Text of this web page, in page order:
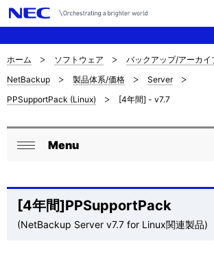
ナ
ビ
ゲ
ー
ン
サ
イ
内
現
在
ホーム ソフトウェア
バックアップ/アーカイ
NetBackup
製品体系/価格
Server
PPSupportPack (Linux)
[4年間] - v7.7
ロ
カ
ル
る
Menu
[4年間]PPSupportPack
(NetBackup Server v7.7 for Linux関連製品)